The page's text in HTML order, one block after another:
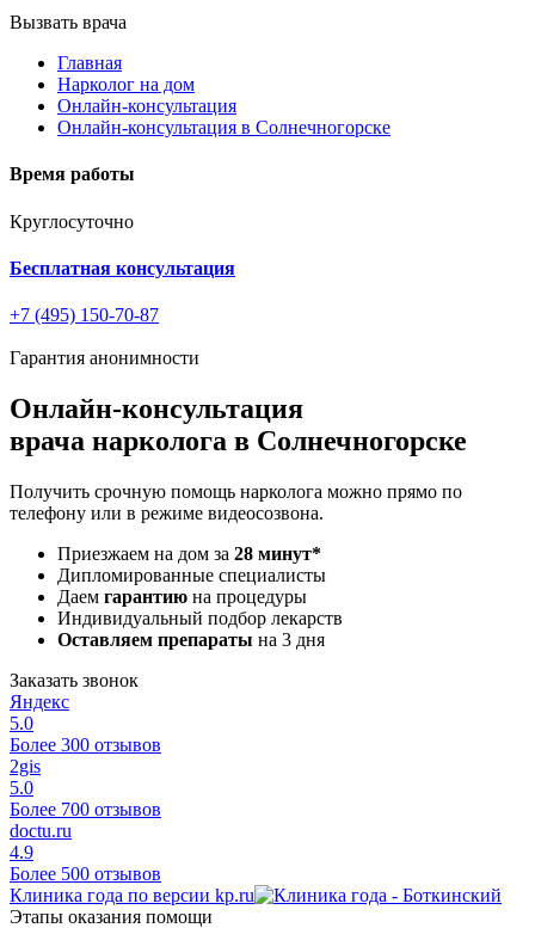
Вызвать врача
Главная
Нарколог на дом
Онлайн-консультация
Онлайн-консультация в Солнечногорске
Время работы
Круглосуточно
Бесплатная консультация
+7 (495) 150-70-87
Гарантия анонимности
Онлайн-консультация
врача нарколога в Солнечногорске
Получить срочную помощь нарколога можно прямо по
телефону или в режиме видеосозвона.
Приезжаем на дом за 28 минут*
Дипломированные специалисты
Даем гарантию на процедуры
Индивидуальный подбор лекарств
Оставляем препараты на 3 дня
Заказать звонок
Яндекс
5.0
Более 300 отзывов
2gis
5.0
Более 700 отзывов
doctu.ru
4.9
Более 500 отзывов
Клиника года по версии kp.ru
Этапы оказания помощи